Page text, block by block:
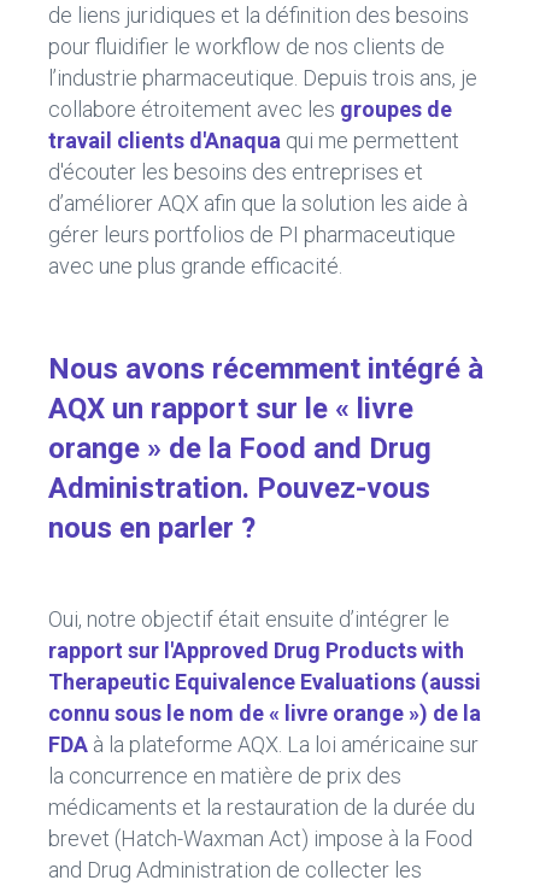
de liens juridiques et la définition des besoins
pour fluidifier le workflow de nos clients de
l’industrie pharmaceutique. Depuis trois ans, je
collabore étroitement avec les groupes de
travail clients d'Anaqua qui me permettent
d'écouter les besoins des entreprises et
d’améliorer AQX afin que la solution les aide à
gérer leurs portfolios de PI pharmaceutique
avec une plus grande efficacité.
Nous avons récemment intégré à
AQX un rapport sur le « livre
orange » de la Food and Drug
Administration. Pouvez-vous
nous en parler ?
Oui, notre objectif était ensuite d’intégrer le
rapport sur l'Approved Drug Products with
Therapeutic Equivalence Evaluations (aussi
connu sous le nom de « livre orange ») de la
FDA à la plateforme AQX. La loi américaine sur
la concurrence en matière de prix des
médicaments et la restauration de la durée du
brevet (Hatch-Waxman Act) impose à la Food
and Drug Administration de collecter les